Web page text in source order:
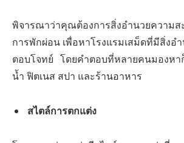
พิจารณาว่าคุณต้องการสิ่งอำนวยความส
การพักผ่อน เพื่อหาโรงแรมเสม็ดที่มีสิ่งอ
ตอบโจทย์ โดยคำตอบที่หลายคนมองหา
น้ำ ฟิตเนส สปา และร้านอาหาร
สไตล์การตกแต่ง